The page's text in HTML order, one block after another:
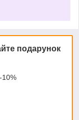
подарунок
10%